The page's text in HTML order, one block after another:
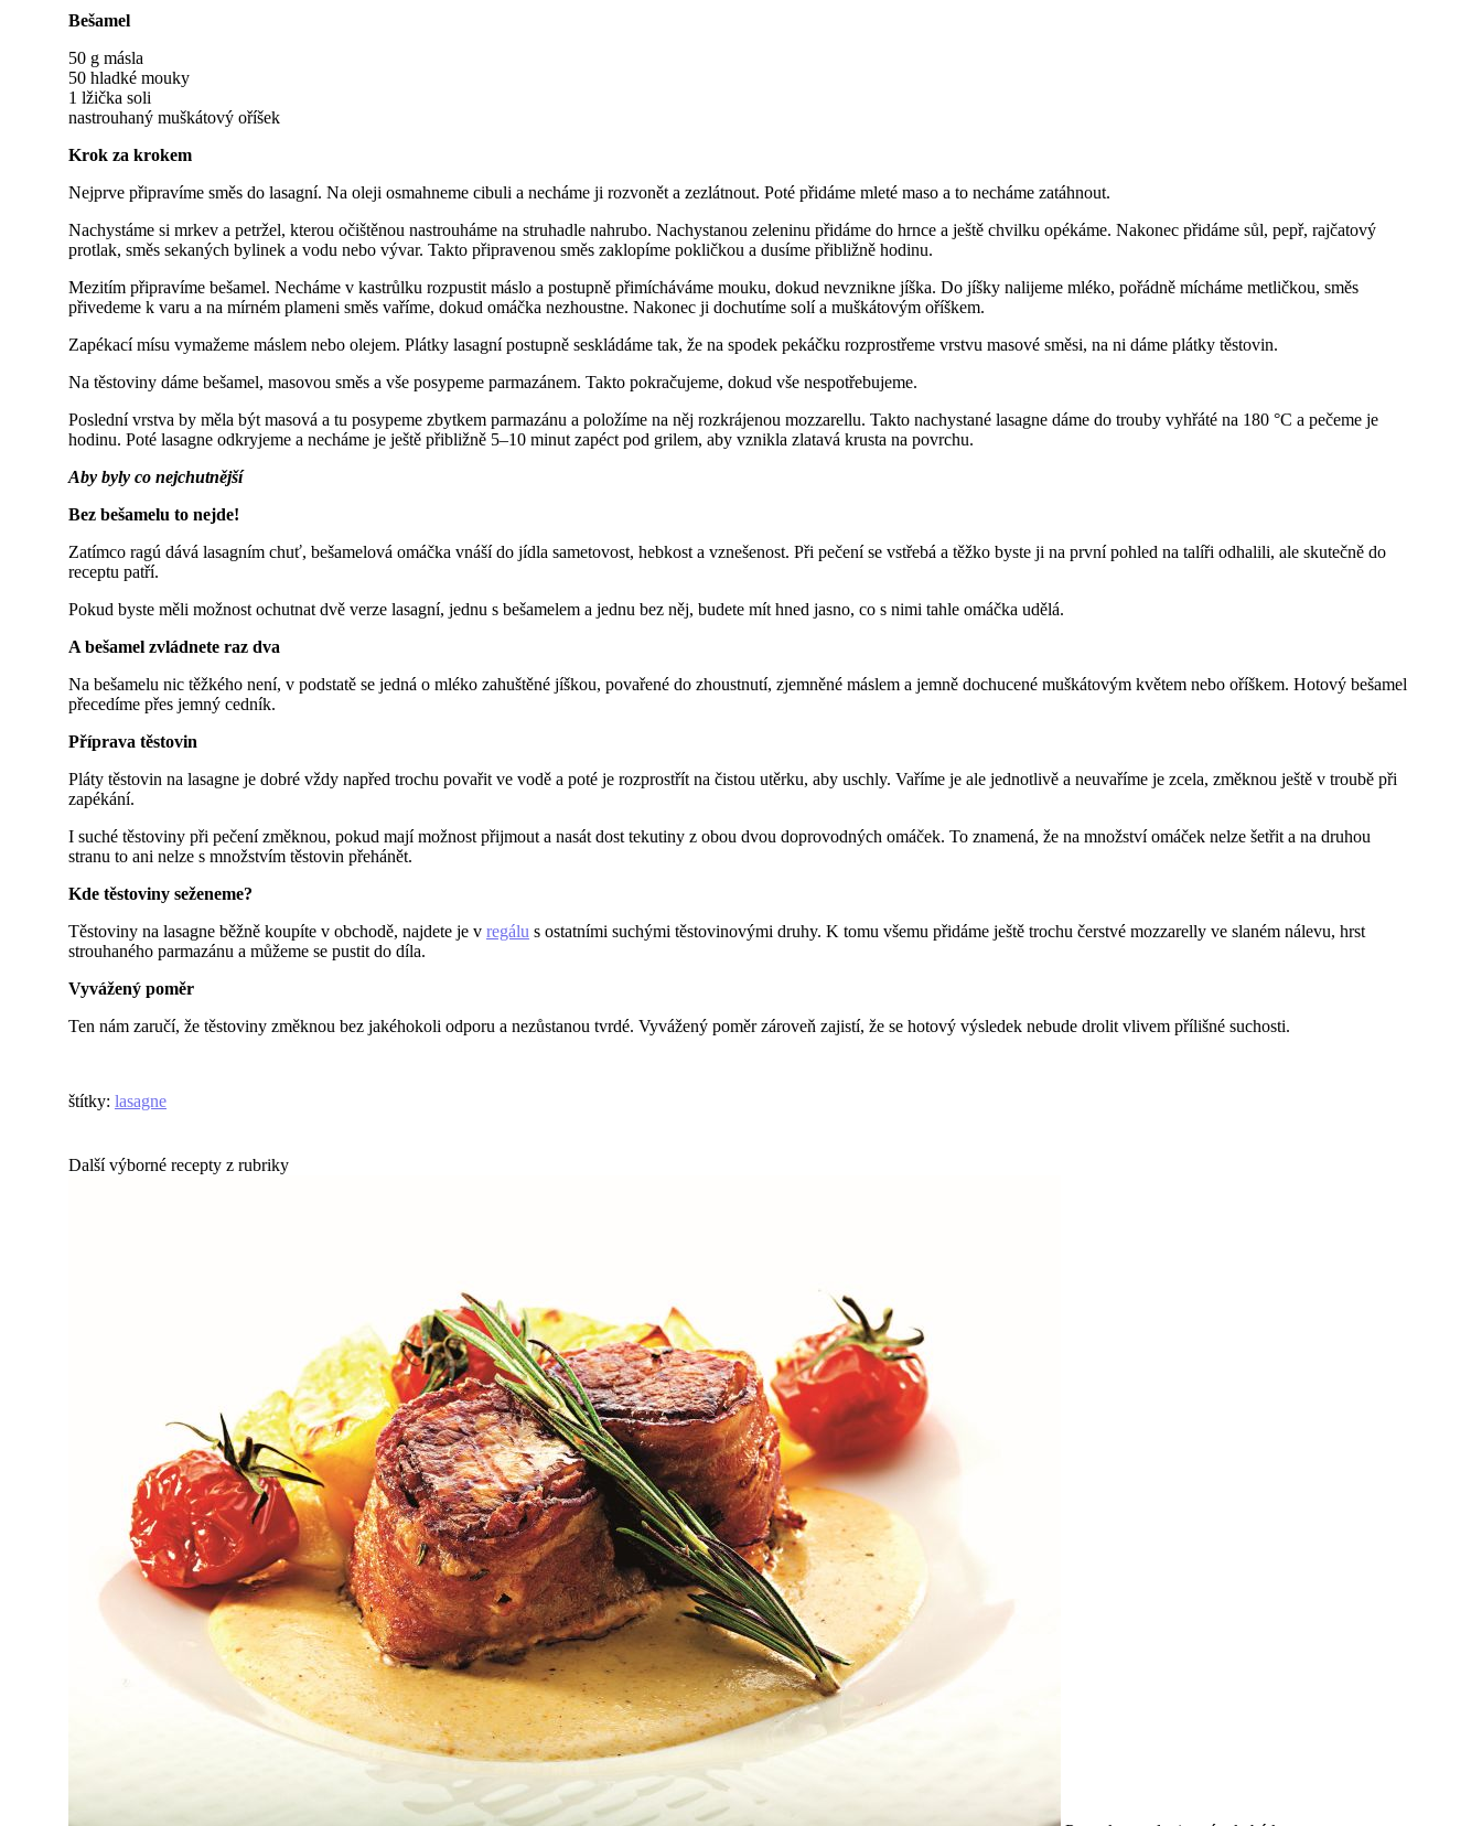
Bešamel
50 g másla
50 hladké mouky
1 lžička soli
nastrouhaný muškátový oříšek
Krok za krokem
Nejprve připravíme směs do lasagní. Na oleji osmahneme cibuli a necháme ji rozvonět a zezlátnout. Poté přidáme mleté maso a to necháme zatáhnout.
Nachystáme si mrkev a petržel, kterou očištěnou nastrouháme na struhadle nahrubo. Nachystanou zeleninu přidáme do hrnce a ještě chvilku opékáme. Nakonec přidáme sůl, pepř, rajčatový
protlak, směs sekaných bylinek a vodu nebo vývar. Takto připravenou směs zaklopíme pokličkou a dusíme přibližně hodinu.
Mezitím připravíme bešamel. Necháme v kastrůlku rozpustit máslo a postupně přimícháváme mouku, dokud nevznikne jíška. Do jíšky nalijeme mléko, pořádně mícháme metličkou, směs
přivedeme k varu a na mírném plameni směs vaříme, dokud omáčka nezhoustne. Nakonec ji dochutíme solí a muškátovým oříškem.
Zapékací mísu vymažeme máslem nebo olejem. Plátky lasagní postupně seskládáme tak, že na spodek pekáčku rozprostřeme vrstvu masové směsi, na ni dáme plátky těstovin.
Na těstoviny dáme bešamel, masovou směs a vše posypeme parmazánem. Takto pokračujeme, dokud vše nespotřebujeme.
Poslední vrstva by měla být masová a tu posypeme zbytkem parmazánu a položíme na něj rozkrájenou mozzarellu. Takto nachystané lasagne dáme do trouby vyhřáté na 180 °C a pečeme je
hodinu. Poté lasagne odkryjeme a necháme je ještě přibližně 5–10 minut zapéct pod grilem, aby vznikla zlatavá krusta na povrchu.
Aby byly co nejchutnější
Bez bešamelu to nejde!
Zatímco ragú dává lasagním chuť, bešamelová omáčka vnáší do jídla sametovost, hebkost a vznešenost. Při pečení se vstřebá a těžko byste ji na první pohled na talíři odhalili, ale skutečně do
receptu patří.
Pokud byste měli možnost ochutnat dvě verze lasagní, jednu s bešamelem a jednu bez něj, budete mít hned jasno, co s nimi tahle omáčka udělá.
A bešamel zvládnete raz dva
Na bešamelu nic těžkého není, v podstatě se jedná o mléko zahuštěné jíškou, povařené do zhoustnutí, zjemněné máslem a jemně dochucené muškátovým květem nebo oříškem. Hotový bešamel
přecedíme přes jemný cedník.
Příprava těstovin
Pláty těstovin na lasagne je dobré vždy napřed trochu povařit ve vodě a poté je rozprostřít na čistou utěrku, aby uschly. Vaříme je ale jednotlivě a neuvaříme je zcela, změknou ještě v troubě při
zapékání.
I suché těstoviny při pečení změknou, pokud mají možnost přijmout a nasát dost tekutiny z obou dvou doprovodných omáček. To znamená, že na množství omáček nelze šetřit a na druhou
stranu to ani nelze s množstvím těstovin přehánět.
Kde těstoviny seženeme?
Těstoviny na lasagne běžně koupíte v obchodě, najdete je v regálu s ostatními suchými těstovinovými druhy. K tomu všemu přidáme ještě trochu čerstvé mozzarelly ve slaném nálevu, hrst
strouhaného parmazánu a můžeme se pustit do díla.
Vyvážený poměr
Ten nám zaručí, že těstoviny změknou bez jakéhokoli odporu a nezůstanou tvrdé. Vyvážený poměr zároveň zajistí, že se hotový výsledek nebude drolit vlivem přílišné suchosti.
štítky: lasagne
Další výborné recepty z rubriky